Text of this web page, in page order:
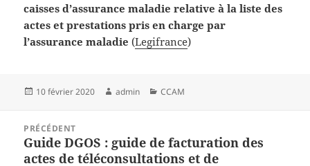
caisses d’assurance maladie relative à la liste des
actes et prestations pris en charge par
l’assurance maladie(Legifrance)
Publié
10 février 2020 Auteur
admin Catégories
CCAM
l’article
PRÉCÉDENT
Article
précédent :
Guide DGOS : guide de facturation des
actes de téléconsultations et de